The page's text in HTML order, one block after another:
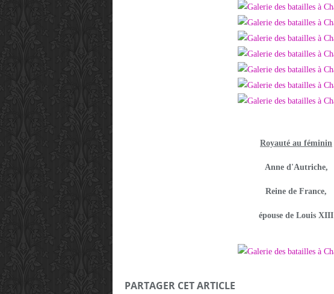
Royauté au féminin
Anne d'Autriche,
Reine de France,
épouse de Louis XIII
PARTAGER CET ARTICLE